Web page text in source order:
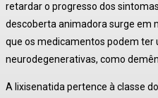
retardar o progresso dos
descoberta animadora surge em
que os medicamentos podem ter
neurodegenerativas, como
A lixisenatida pertence à classe